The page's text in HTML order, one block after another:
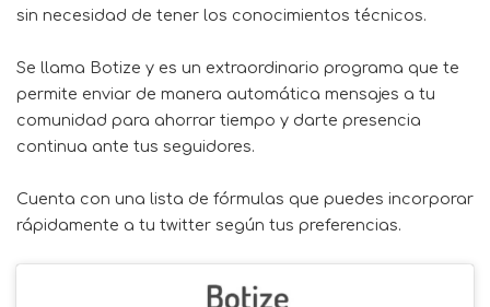
sin necesidad de tener los conocimientos técnicos.
Se llama Botize y es un extraordinario programa que te
permite enviar de manera automática mensajes a tu
comunidad para ahorrar tiempo y darte presencia
continua ante tus seguidores.
Cuenta con una lista de fórmulas que puedes incorporar
rápidamente a tu twitter según tus preferencias.